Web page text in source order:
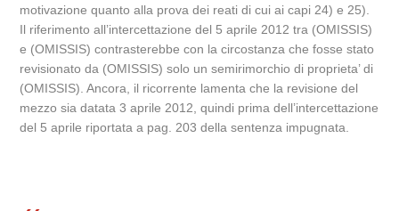
motivazione quanto alla prova dei reati di cui ai capi 24) e 25).
Il riferimento all’intercettazione del 5 aprile 2012 tra (OMISSIS)
e (OMISSIS) contrasterebbe con la circostanza che fosse stato
revisionato da (OMISSIS) solo un semirimorchio di proprieta’ di
(OMISSIS). Ancora, il ricorrente lamenta che la revisione del
mezzo sia datata 3 aprile 2012, quindi prima dell’intercettazione
del 5 aprile riportata a pag. 203 della sentenza impugnata.